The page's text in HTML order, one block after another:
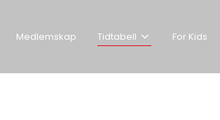
Medlemskap Tidtabell For Kids